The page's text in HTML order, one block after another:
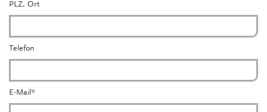
PLZ, Ort
Telefon
E-Mail*